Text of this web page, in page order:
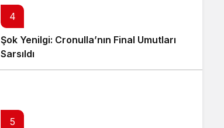
4
Şok Yenilgi: Cronulla’nın Final Umutları
Sarsıldı
5